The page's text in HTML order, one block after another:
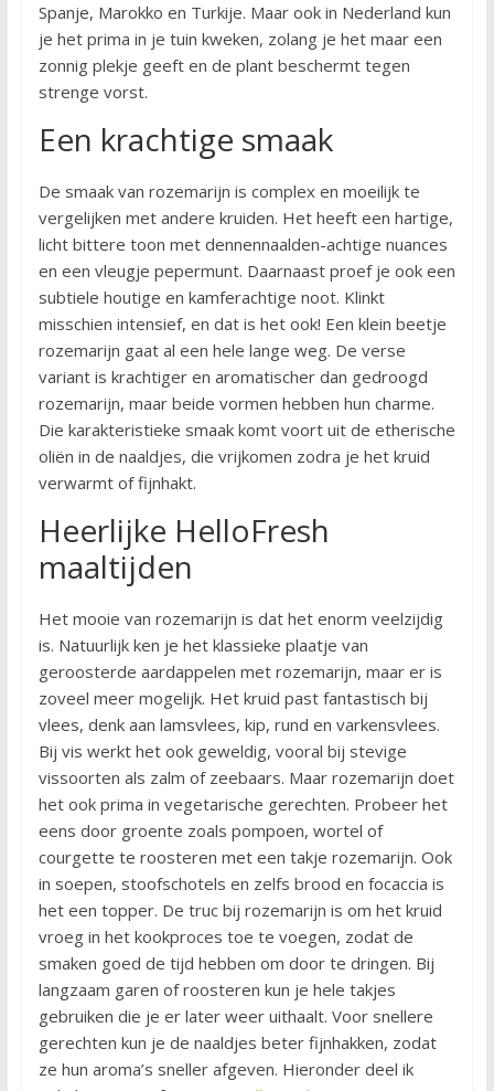
Spanje, Marokko en Turkije. Maar ook in Nederland kun
je het prima in je tuin kweken, zolang je het maar een
zonnig plekje geeft en de plant beschermt tegen
strenge vorst.
Een krachtige smaak
De smaak van rozemarijn is complex en moeilijk te
vergelijken met andere kruiden. Het heeft een hartige,
licht bittere toon met dennennaalden-achtige nuances
en een vleugje pepermunt. Daarnaast proef je ook een
subtiele houtige en kamferachtige noot. Klinkt
misschien intensief, en dat is het ook! Een klein beetje
rozemarijn gaat al een hele lange weg. De verse
variant is krachtiger en aromatischer dan gedroogd
rozemarijn, maar beide vormen hebben hun charme.
Die karakteristieke smaak komt voort uit de etherische
oliën in de naaldjes, die vrijkomen zodra je het kruid
verwarmt of fijnhakt.
Heerlijke HelloFresh
maaltijden
Het mooie van rozemarijn is dat het enorm veelzijdig
is. Natuurlijk ken je het klassieke plaatje van
geroosterde aardappelen met rozemarijn, maar er is
zoveel meer mogelijk. Het kruid past fantastisch bij
vlees, denk aan lamsvlees, kip, rund en varkensvlees.
Bij vis werkt het ook geweldig, vooral bij stevige
vissoorten als zalm of zeebaars. Maar rozemarijn doet
het ook prima in vegetarische gerechten. Probeer het
eens door groente zoals pompoen, wortel of
courgette te roosteren met een takje rozemarijn. Ook
in soepen, stoofschotels en zelfs brood en focaccia is
het een topper. De truc bij rozemarijn is om het kruid
vroeg in het kookproces toe te voegen, zodat de
smaken goed de tijd hebben om door te dringen. Bij
langzaam garen of roosteren kun je hele takjes
gebruiken die je er later weer uithaalt. Voor snellere
gerechten kun je de naaldjes beter fijnhakken, zodat
ze hun aroma’s sneller afgeven. Hieronder deel ik